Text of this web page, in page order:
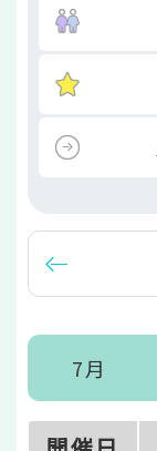
7月